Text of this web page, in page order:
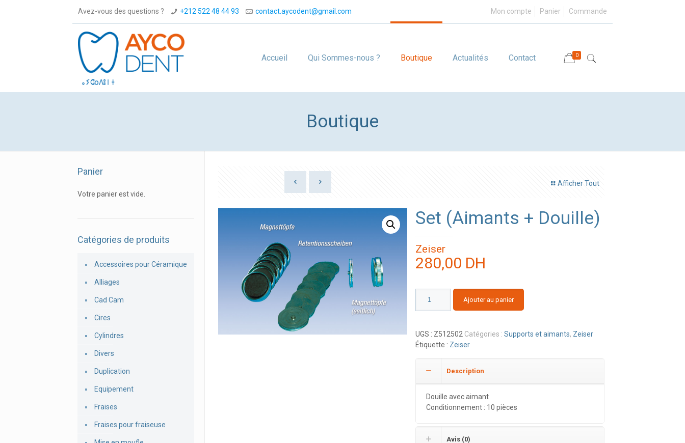
Avez-vous des questions ? +212 522 48 44 93 contact.aycodent@gmail.com Mon compte Panier Commande
Accueil Qui Sommes-nous ? Boutique Actualités Contact 0
Boutique
Afficher Tout
Set (Aimants + Douille)
Zeiser
280,00 DH
+
Douille)
Ajouter au panier
UGS : Z512502 Catégories : Supports et aimants, Zeiser
Étiquette : Zeiser
Description
Douille avec aimant
Conditionnement : 10 pièces
Avis (0)
Panier
Votre panier est vide.
Catégories de produits
Accessoires pour Céramique
Alliages
Cad Cam
Cires
Cylindres
Divers
Duplication
Equipement
Fraises
Fraises pour fraiseuse